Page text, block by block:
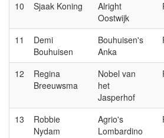
10 Sjaak Koning
Alright
Oostwijk
11
Demi
Bouhuisen
Bouhuisen's
Anka
12
Regina
Breeuwsma
Nobel van
het
Jasperhof
13
Robbie
Nydam
Agrio's
Lombardino